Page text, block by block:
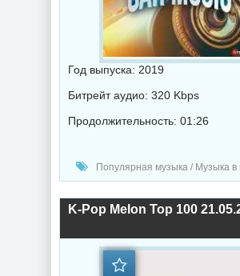
Год выпуска: 2019
Битрейт аудио: 320 Kbps
Продолжительность: 01:26
Популярная музыка / Музыка в машину / Сборник музыка /